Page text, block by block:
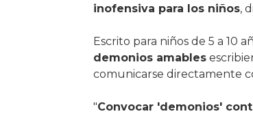
inofensiva para los niños,
Escrito para niños de 5 a 10
demonios amables
comunicarse directamente
"Convocar 'demonios'